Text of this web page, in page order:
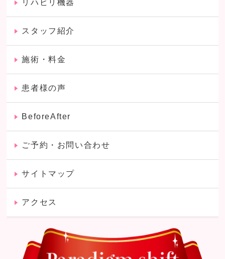
リハビリ機器
スタッフ紹介
施術・料金
患者様の声
BeforeAfter
ご予約・お問い合わせ
サイトマップ
アクセス